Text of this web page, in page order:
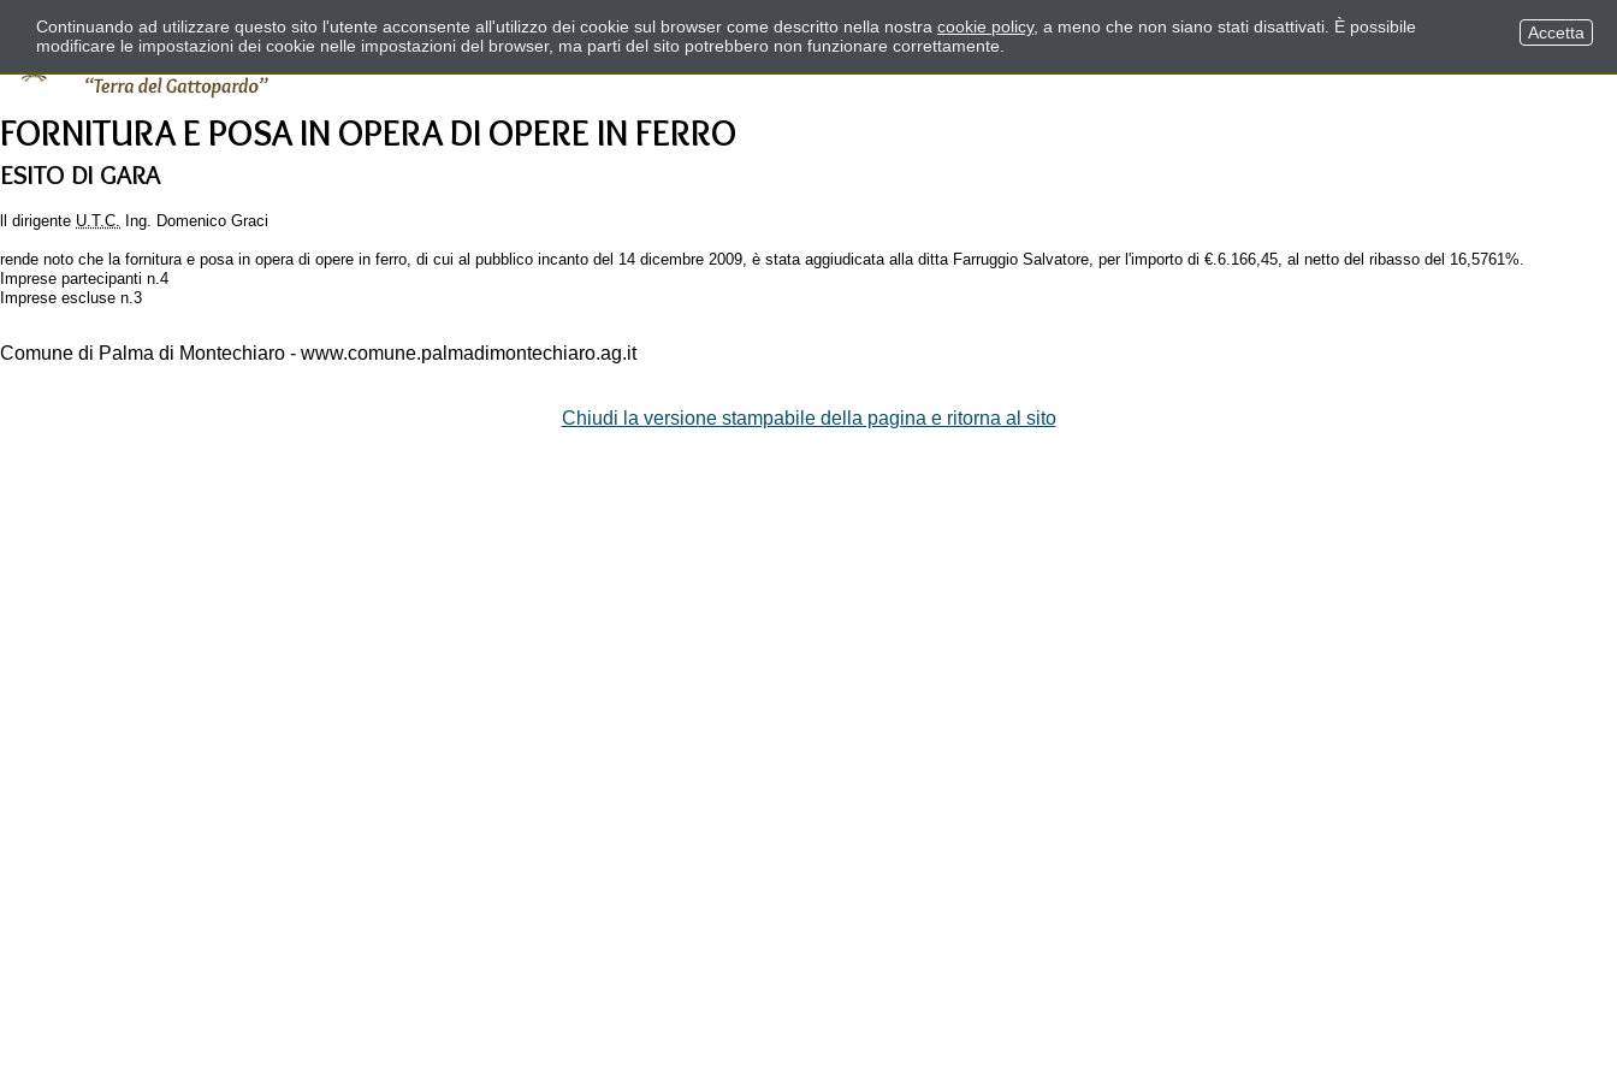
FORNITURA E POSA IN OPERA DI OPERE IN FERRO
ESITO DI GARA
ll dirigente U.T.C. Ing. Domenico Graci
rende noto che la fornitura e posa in opera di opere in ferro, di cui al pubblico incanto del 14 dicembre 2009, è stata aggiudicata alla ditta Farruggio Salvatore, per l'importo di €.6.166,45, al netto del ribasso del 16,5761%.
Imprese partecipanti n.4
Imprese escluse n.3
Comune di Palma di Montechiaro - www.comune.palmadimontechiaro.ag.it
Chiudi la versione stampabile della pagina e ritorna al sito
Continuando ad utilizzare questo sito l'utente acconsente all'utilizzo dei cookie sul browser come descritto nella nostra cookie policy, a meno che non siano stati disattivati. È possibile
modificare le impostazioni dei cookie nelle impostazioni del browser, ma parti del sito potrebbero non funzionare correttamente.
Accetta